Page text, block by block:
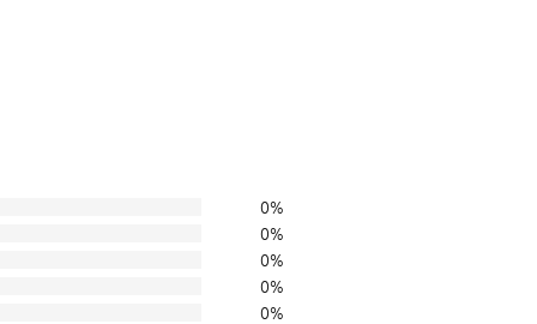
0%
0%
0%
0%
0%